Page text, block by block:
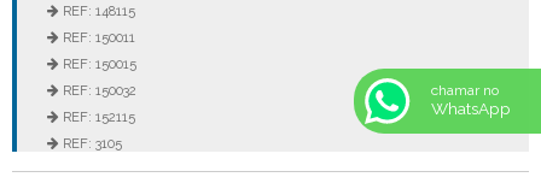
REF: 148115
REF: 150011
REF: 150015
REF: 150032
REF: 152115
REF: 3105
REF: 3106
chamar no
WhatsApp